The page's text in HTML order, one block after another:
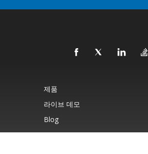
제품
라이브 데모
Blog